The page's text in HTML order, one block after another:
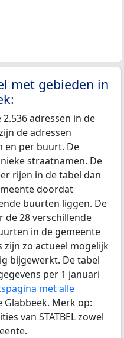
met gebieden in
adressen in de
de adressen
en per buurt. De
straatnamen. De
rijen in de tabel dan
doordat
buurten liggen. De
de 28 verschillende
in de gemeente
zijn zo actueel mogelijk
bijgewerkt. De tabel
per 1 januari
met alle
Glabbeek. Merk op:
van STATBEL zowel